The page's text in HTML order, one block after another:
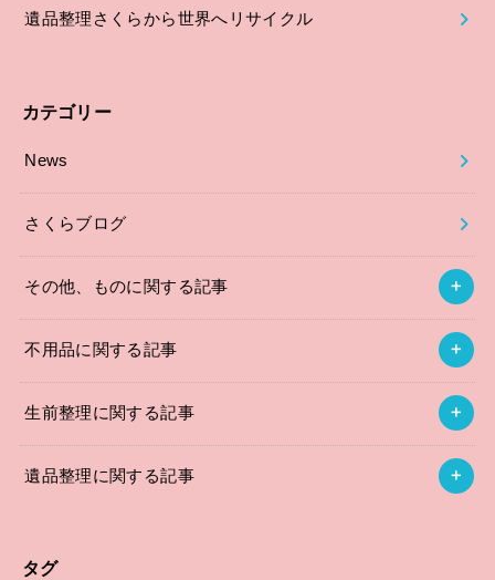
遺品整理さくらから世界へリサイクル
カテゴリー
News
さくらブログ
その他、ものに関する記事
不用品に関する記事
生前整理に関する記事
遺品整理に関する記事
タグ